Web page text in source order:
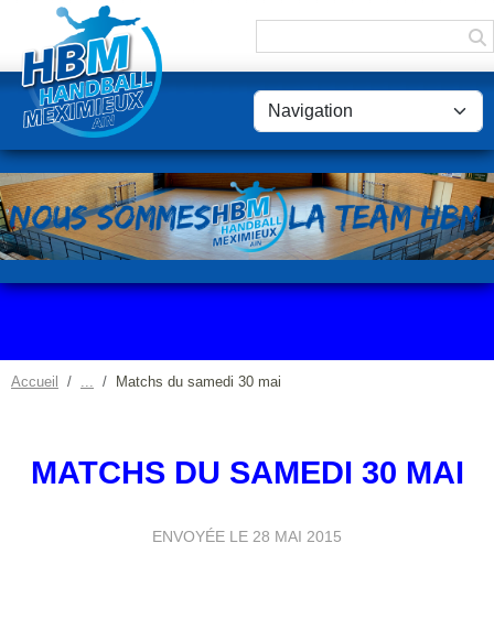
Accueil Matchs du samedi 30 mai
MATCHS DU SAMEDI 30 MAI
ENVOYÉE LE 28 MAI 2015
Panneau de gestion des cookies